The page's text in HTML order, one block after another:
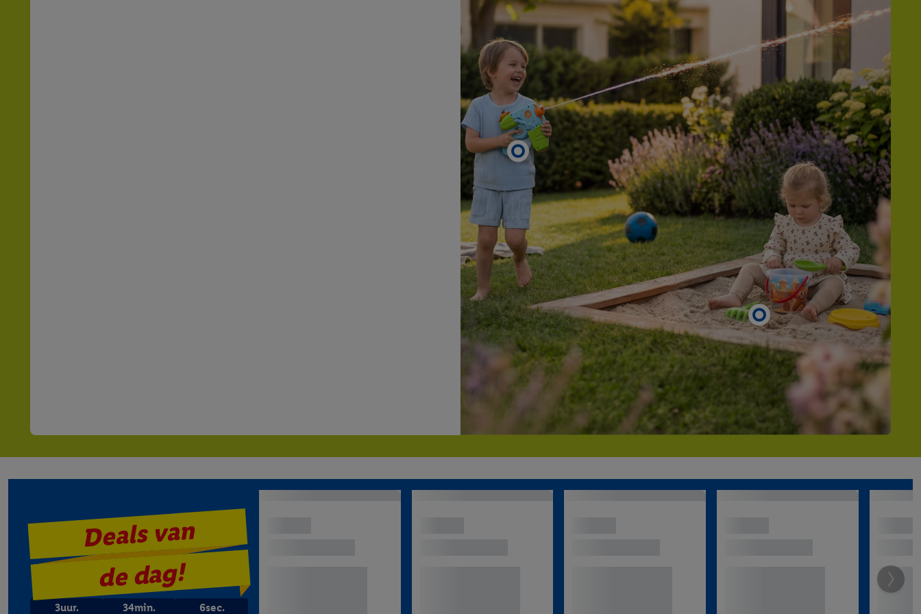
Deals van
de dag!
3uur. 34min. 4sec.
Je vindt de impressum voor de Lidl website hier.Klikhiervoor meer informatie